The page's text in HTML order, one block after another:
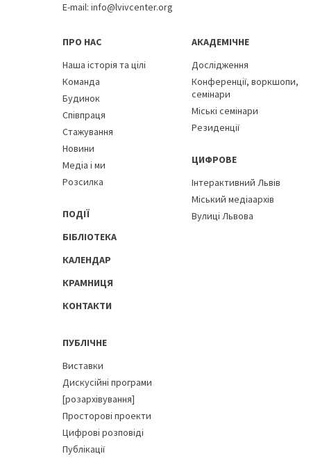
E-mail: info@lvivcenter.org
ПРО НАС
Наша історія та цілі
Команда
Будинок
Співпраця
Стажування
Новини
Медіа і ми
Розсилка
ПОДІЇ
БІБЛІОТЕКА
КАЛЕНДАР
КРАМНИЦЯ
КОНТАКТИ
АКАДЕМІЧНЕ
Дослідження
Конференції, воркшопи,
семінари
Міські семінари
Резиденції
ЦИФРОВЕ
Інтерактивний Львів
Міський медіаархів
Вулиці Львова
ПУБЛІЧНЕ
Виставки
Дискусійні програми
[розархівування]
Просторові проекти
Цифрові розповіді
Публікації